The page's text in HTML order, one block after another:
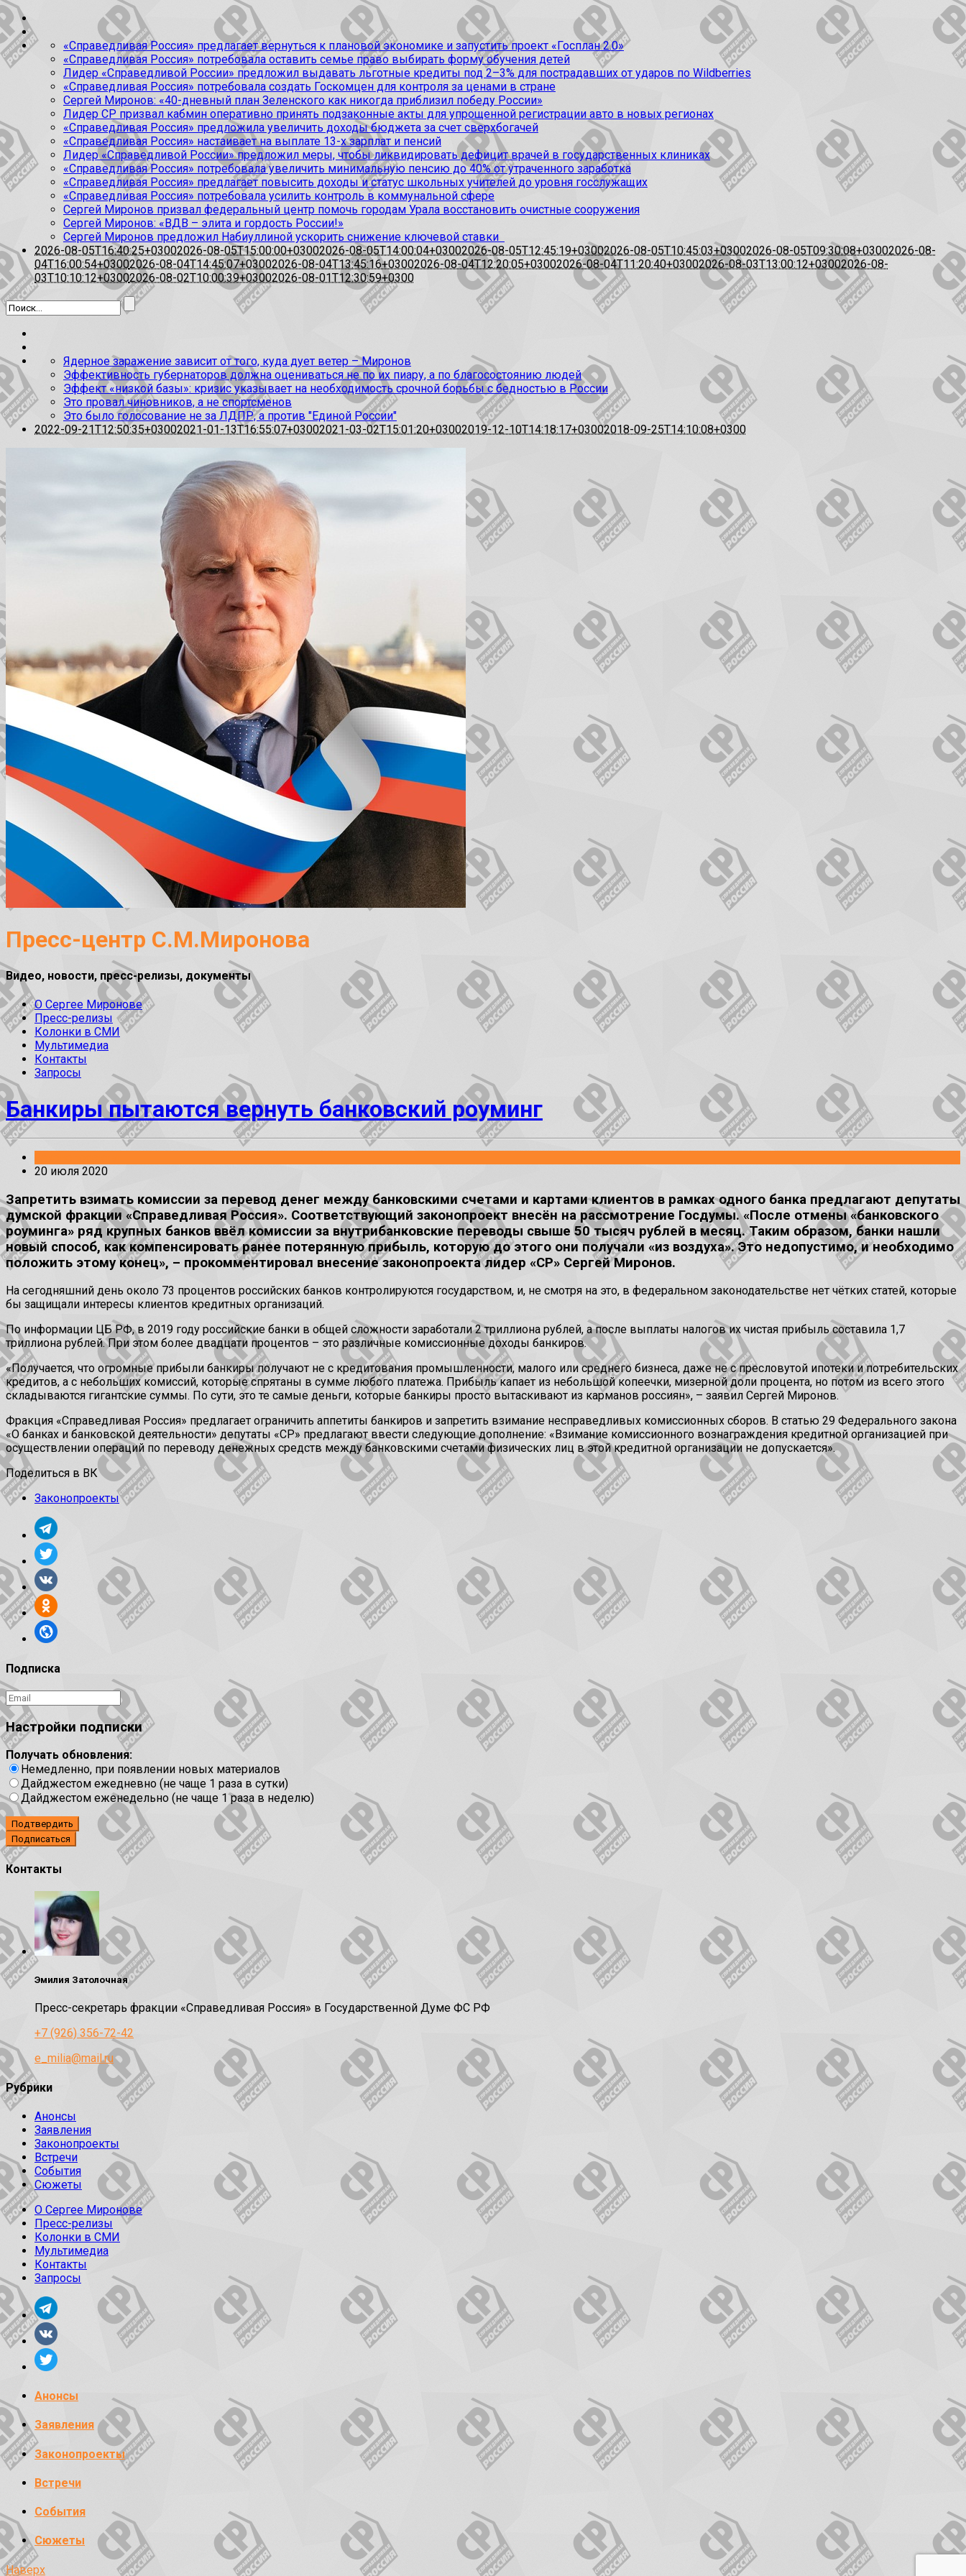
«Справедливая Россия» предлагает вернуться к плановой экономике и запустить проект «Госплан 2.0»
«Справедливая Россия» потребовала оставить семье право выбирать форму обучения детей
Лидер «Справедливой России» предложил выдавать льготные кредиты под 2–3% для пострадавших от ударов по Wildberries
«Справедливая Россия» потребовала создать Госкомцен для контроля за ценами в стране
Сергей Миронов: «40-дневный план Зеленского как никогда приблизил победу России»
Лидер СР призвал кабмин оперативно принять подзаконные акты для упрощенной регистрации авто в новых регионах
«Справедливая Россия» предложила увеличить доходы бюджета за счет сверхбогачей
«Справедливая Россия» настаивает на выплате 13-х зарплат и пенсий
Лидер «Справедливой России» предложил меры, чтобы ликвидировать дефицит врачей в государственных клиниках
«Справедливая Россия» потребовала увеличить минимальную пенсию до 40% от утраченного заработка
«Справедливая Россия» предлагает повысить доходы и статус школьных учителей до уровня госслужащих
«Справедливая Россия» потребовала усилить контроль в коммунальной сфере
Сергей Миронов призвал федеральный центр помочь городам Урала восстановить очистные сооружения
Сергей Миронов: «ВДВ – элита и гордость России!»
Сергей Миронов предложил Набиуллиной ускорить снижение ключевой ставки
2026-08-05T16:40:25+03002026-08-05T15:00:00+03002026-08-05T14:00:04+03002026-08-05T12:45:19+03002026-08-05T10:45:03+03002026-08-05T09:30:08+03002026-08-
04T16:00:54+03002026-08-04T14:45:07+03002026-08-04T13:45:16+03002026-08-04T12:20:05+03002026-08-04T11:20:40+03002026-08-03T13:00:12+03002026-08-
03T10:10:12+03002026-08-02T10:00:39+03002026-08-01T12:30:59+0300
Ядерное заражение зависит от того, куда дует ветер – Миронов
Эффективность губернаторов должна оцениваться не по их пиару, а по благосостоянию людей
Эффект «низкой базы»: кризис указывает на необходимость срочной борьбы с бедностью в России
Это провал чиновников, а не спортсменов
Это было голосование не за ЛДПР, а против "Единой России"
2022-09-21T12:50:35+03002021-01-13T16:55:07+03002021-03-02T15:01:20+03002019-12-10T14:18:17+03002018-09-25T14:10:08+0300
Пресс-центр С.М.Миронова
Видео, новости, пресс-релизы, документы
О Сергее Миронове
Пресс-релизы
Колонки в СМИ
Мультимедиа
Контакты
Запросы
Банкиры пытаются вернуть банковский роуминг
20 июля 2020
Запретить взимать комиссии за перевод денег между банковскими счетами и картами клиентов в рамках одного банка предлагают депутаты
думской фракции «Справедливая Россия». Соответствующий законопроект внесён на рассмотрение Госдумы. «После отмены «банковского
роуминга» ряд крупных банков ввёл комиссии за внутрибанковские переводы свыше 50 тысяч рублей в месяц. Таким образом, банки нашли
новый способ, как компенсировать ранее потерянную прибыль, которую до этого они получали «из воздуха». Это недопустимо, и необходимо
положить этому конец», – прокомментировал внесение законопроекта лидер «СР» Сергей Миронов.
На сегодняшний день около 73 процентов российских банков контролируются государством, и, не смотря на это, в федеральном законодательстве нет чётких статей, которые
бы защищали интересы клиентов кредитных организаций.
По информации ЦБ РФ, в 2019 году российские банки в общей сложности заработали 2 триллиона рублей, а после выплаты налогов их чистая прибыль составила 1,7
триллиона рублей. При этом более двадцати процентов – это различные комиссионные доходы банкиров.
«Получается, что огромные прибыли банкиры получают не с кредитования промышленности, малого или среднего бизнеса, даже не с пресловутой ипотеки и потребительских
кредитов, а с небольших комиссий, которые спрятаны в сумме любого платежа. Прибыль капает из небольшой копеечки, мизерной доли процента, но потом из всего этого
складываются гигантские суммы. По сути, это те самые деньги, которые банкиры просто вытаскивают из карманов россиян», – заявил Сергей Миронов.
Фракция «Справедливая Россия» предлагает ограничить аппетиты банкиров и запретить взимание несправедливых комиссионных сборов. В статью 29 Федерального закона
«О банках и банковской деятельности» депутаты «СР» предлагают ввести следующие дополнение: «Взимание комиссионного вознаграждения кредитной организацией при
осуществлении операций по переводу денежных средств между банковскими счетами физических лиц в этой кредитной организации не допускается».
Поделиться в ВК
Законопроекты
Подписка
Настройки подписки
Получать обновления:
Немедленно, при появлении новых материалов
Дайджестом ежедневно (не чаще 1 раза в сутки)
Дайджестом еженедельно (не чаще 1 раза в неделю)
Подтвердить
Контакты
Эмилия Затолочная
Пресс-секретарь фракции «Справедливая Россия» в Государственной Думе ФС РФ
+7 (926) 356-72-42
e_milia@mail.ru
Рубрики
Анонсы
Заявления
Законопроекты
Встречи
События
Сюжеты
О Сергее Миронове
Пресс-релизы
Колонки в СМИ
Мультимедиа
Контакты
Запросы
Анонсы
Заявления
Законопроекты
Встречи
События
Сюжеты
Наверх